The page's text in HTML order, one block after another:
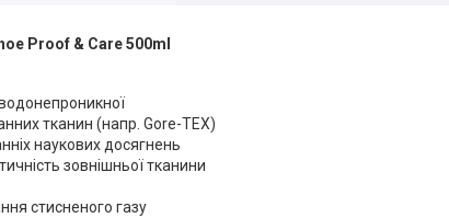
Proof & Care 500ml
тканин (напр. Gore-TEX)
наукових досягнень
зовнішньої тканини
стисненого газу